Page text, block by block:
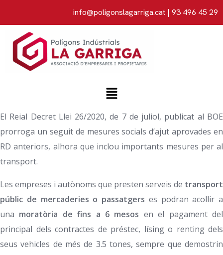
info@poligonslagarriga.cat | 93 496 45 29
El Reial Decret Llei 26/2020, de 7 de juliol, publicat al BOE
prorroga un seguit de mesures socials d’ajut aprovades en
RD anteriors, alhora que inclou importants mesures per al
transport.
Les empreses i autònoms que presten serveis de transport
públic de mercaderies o passatgers es podran acollir a
una moratòria de fins a 6 mesos en el pagament del
principal dels contractes de préstec, lísing o renting dels
seus vehicles de més de 3.5 tones, sempre que demostrin